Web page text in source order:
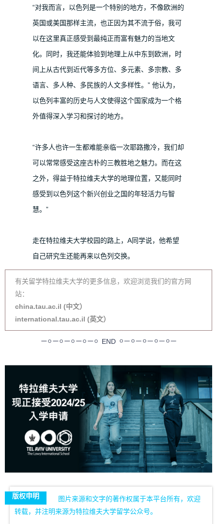
“对我而言，以色列是一个特别的地方，不像欧洲的
英国或美国那样主流，也正因为其不流于俗，我可
以在这里真正感受到最纯正而富有魅力的当地文
化。同时，我还能体验到地理上从中东到欧洲，时
间上从古代到近代等多方位、多元素、多宗教、多
语言、多人种、多民族的人文多样性。” 他认为，
以色列丰富的历史与人文使得这个国家成为一个格
外值得深入学习和探讨的地方。
“许多人也许一生都难能亲临一次耶路撒冷，我们却
可以常常感受这座古朴的三教胜地之魅力。而在这
之外，得益于特拉维夫大学的地理位置，又能同时
感受到以色列这个新兴创业之国的年轻活力与智
慧。”
走在特拉维夫大学校园的路上，A同学说，他希望
自己研究生还能再来以色列交换。
有关留学特拉维夫大学的更多信息，欢迎浏览我们的官方网
站：
china.tau.ac.il (中文）
international.tau.ac.il (英文）
END
版权申明
图片来源和文字的著作权属于本平台所有，欢迎
转载，并注明来源为特拉维夫大学留学公众号。